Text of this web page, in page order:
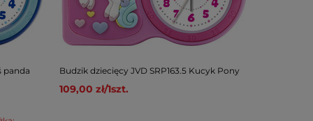
panda Budzik dziecięcy JVD SRP163.5 Kucyk Pony
109,00 zł/1szt.